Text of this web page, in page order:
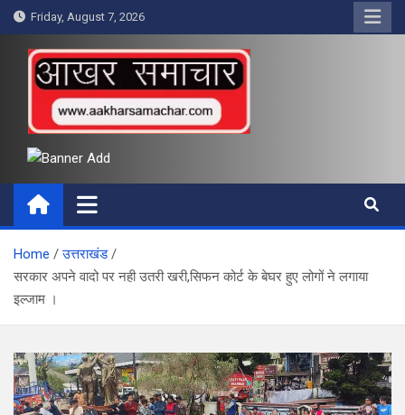
Skip
to
content
Friday, August 7, 2026
आखर समाचार
Home
उत्तराखंड
सरकार अपने वादो पर नही उतरी खरी,सिफन कोर्ट के बेघर हुए लोगों ने लगाया
इल्जाम ।